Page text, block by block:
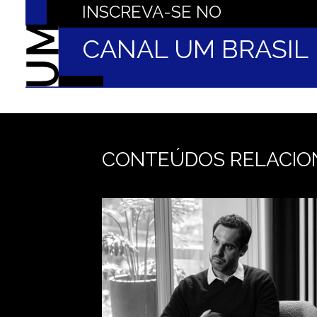
INSCREVA-SE NO
CANAL UM
CONTEÚDOS